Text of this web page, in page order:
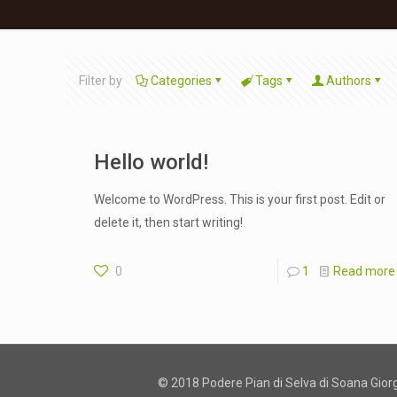
Filter by Categories Tags Authors
Hello world!
Welcome to WordPress. This is your first post. Edit or
delete it, then start writing!
0 1 Read more
© 2018 Podere Pian di Selva di Soana